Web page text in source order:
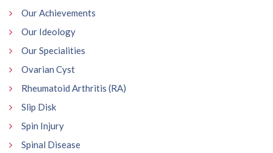
Our Achievements
Our Ideology
Our Specialities
Ovarian Cyst
Rheumatoid Arthritis (RA)
Slip Disk
Spin Injury
Spinal Disease